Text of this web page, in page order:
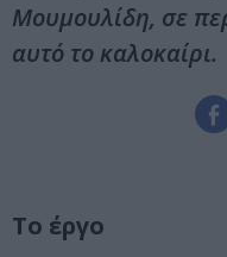
Μουμουλίδη, σε
αυτό το καλοκαίρι.
Το έργο